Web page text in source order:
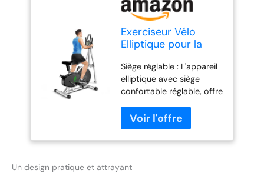
Exerciseur Vélo
Elliptique pour la
d'exercice 2 en 1
avec Siège et
Résistance
Réglables, écran LCD,
Peu Encombrant,
Capacité de Charge
de 265 LBS
Siège réglable : L'appareil
elliptique avec siège
confortable réglable, offre
peut être utilisé comme
un cross trainer ou un
vélo d'exercice, pour la
appareils ergonomiques
Un design pratique et attrayant